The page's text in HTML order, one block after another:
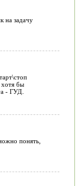
на задачу
хотя бы
- ГУД.
понять,